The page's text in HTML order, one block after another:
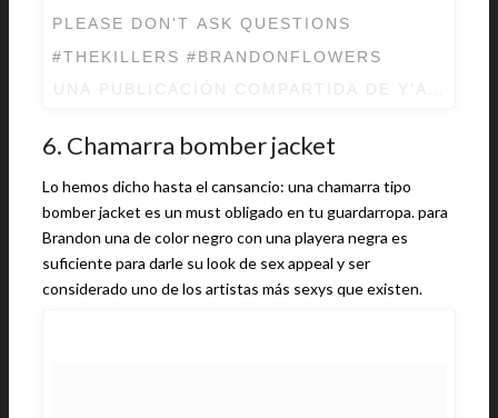
PLEASE DON'T ASK QUESTIONS
#THEKILLERS #BRANDONFLOWERS
6. Chamarra bomber jacket
Lo hemos dicho hasta el cansancio: una chamarra tipo
bomber jacket es un must obligado en tu guardarropa. para
Brandon una de color negro con una playera negra es
suficiente para darle su look de sex appeal y ser
considerado uno de los artistas más sexys que existen.